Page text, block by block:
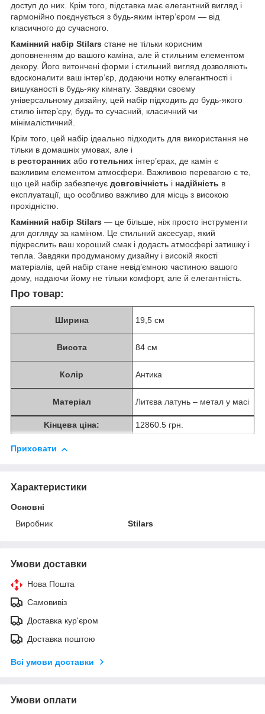
доступ до них. Крім того, підставка має елегантний вигляд і
гармонійно поєднується з будь-яким інтер’єром — від
класичного до сучасного.
Камінний набір Stilars стане не тільки корисним
доповненням до вашого каміна, але й стильним елементом
декору. Його витончені форми і стильний вигляд дозволяють
вдосконалити ваш інтер’єр, додаючи нотку елегантності і
вишуканості в будь-яку кімнату. Завдяки своєму
універсальному дизайну, цей набір підходить до будь-якого
стилю інтер’єру, будь то сучасний, класичний чи
мінімалістичний.
Крім того, цей набір ідеально підходить для використання не
тільки в домашніх умовах, але і
в ресторанних або готельних інтер’єрах, де камін є
важливим елементом атмосфери. Важливою перевагою є те,
що цей набір забезпечує довговічність і надійність в
експлуатації, що особливо важливо для місць з високою
прохідністю.
Камінний набір Stilars — це більше, ніж просто інструменти
для догляду за каміном. Це стильний аксесуар, який
підкреслить ваш хороший смак і додасть атмосфері затишку і
тепла. Завдяки продуманому дизайну і високій якості
матеріалів, цей набір стане невід’ємною частиною вашого
дому, надаючи йому не тільки комфорт, але й елегантність.
Про товар:
Ширина 19,5 см
Висота 84 см
Колір Антика
Матеріал Литєва латунь – метал у масі
Kінцева ціна: 12860.5 грн.
Приховати
Характеристики
Основні
Виробник
Stilars
Умови доставки
Нова Пошта
Самовивіз
Доставка кур'єром
Доставка поштою
Всі умови доставки
Умови оплати